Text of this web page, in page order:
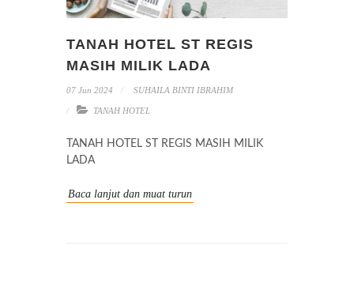
TANAH HOTEL ST REGIS
MASIH MILIK LADA
07 Jun 2024 SUHAILA BINTI IBRAHIM
TANAH HOTEL
TANAH HOTEL ST REGIS MASIH MILIK
LADA
Baca lanjut dan muat turun